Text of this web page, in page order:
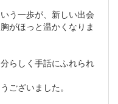
う一歩が、新しい出会
がほっと温かくなりま
らしく手話にふれられ
ございました。